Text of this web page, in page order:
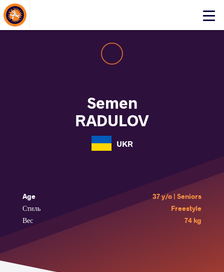
Click
About Events
Semen
RADULOV
UKR
Age
37 y/o | Seniors
Стиль
Freestyle
Вес
74 kg